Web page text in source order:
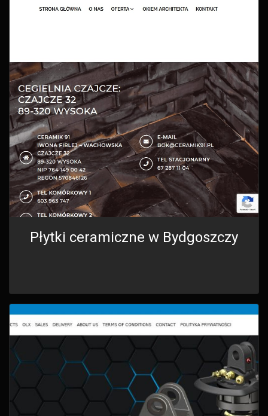
Płytki ceramiczne w Bydgoszczy